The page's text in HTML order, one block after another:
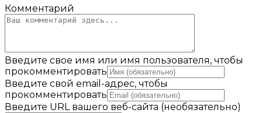
Комментарий
Введите свое имя или имя пользователя, чтобы
прокомментировать
Введите свой email-адрес, чтобы
прокомментировать
Введите URL вашего веб-сайта (необязательно)